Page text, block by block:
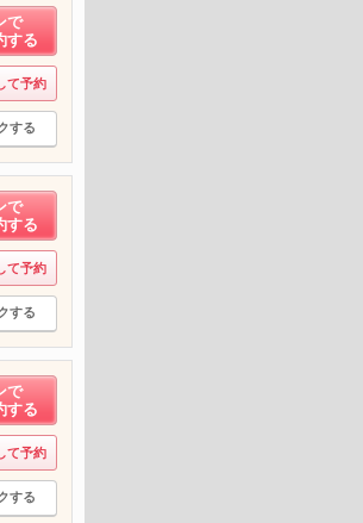
で
する
て予約
する
で
する
て予約
する
で
する
て予約
する